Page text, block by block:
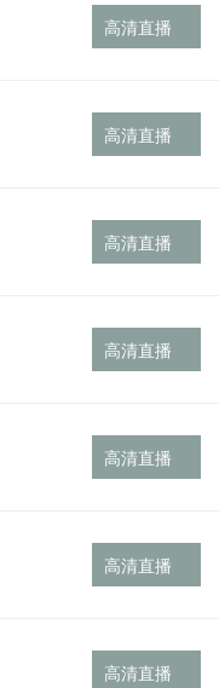
高清直播
高清直播
高清直播
高清直播
高清直播
高清直播
高清直播